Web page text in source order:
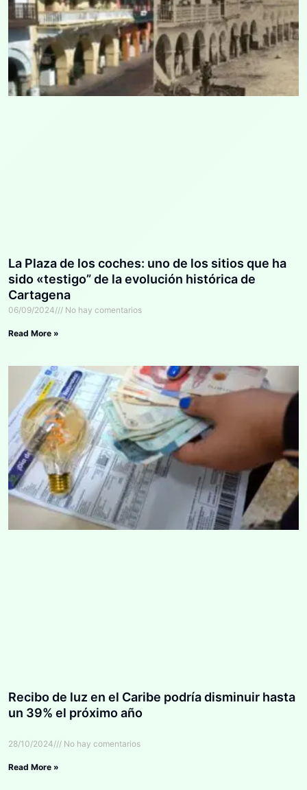
La Plaza de los coches: uno de los sitios que ha
sido «testigo” de la evolución histórica de
Cartagena
06/09/2024 No hay comentarios
Read More »
Recibo de luz en el Caribe podría disminuir hasta
un 39% el próximo año
28/10/2024 No hay comentarios
Read More »